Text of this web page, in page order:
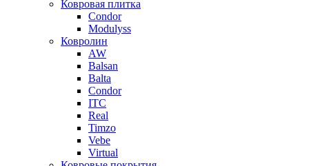
Ковровая плитка
Condor
Modulyss
Ковролин
AW
Balsan
Balta
Condor
ITC
Real
Timzo
Vebe
Virtual